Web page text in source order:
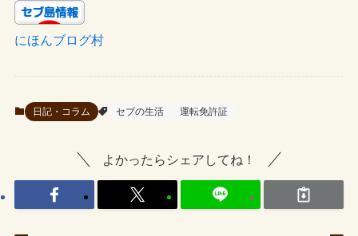
にほんブログ村
日記・コラム セブの生活 運転免許証
よかったらシェアしてね！